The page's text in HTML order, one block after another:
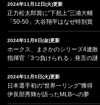
2024年11月12日(火)更新
正力松太郎賞に“下剋上”三浦大輔
「50-50」大谷翔平はなぜ特別賞
2024年11月8日(金)更新
ホークス、まさかのシリーズ4連敗
指揮官「3つ負けられる」発言の謎
2024年11月5日(火)更新
日本選手初の“世界一リング”獲得
伊良部秀輝が語ったMLBへの夢